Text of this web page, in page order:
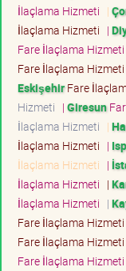
İlaçlama Hizmeti |
İlaçlama Hizmeti |
Fare İlaçlama Hizmeti
Fare İlaçlama Hizmeti
EskişehirFare
Hizmeti | Giresun
İlaçlama Hizmeti |
İlaçlama Hizmeti |
İlaçlama Hizmeti |
İlaçlama Hizmeti |
İlaçlama Hizmeti |
Fare İlaçlama Hizmeti
Fare İlaçlama Hizmeti
Fare İlaçlama Hizmeti